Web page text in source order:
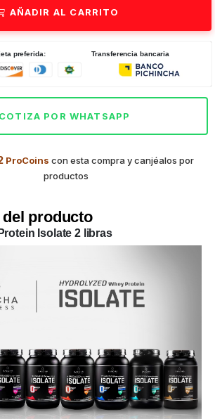
AÑADIR AL CARRITO
preferida: Transferencia bancaria
COTIZA POR WHATSAPP
ProCoins con esta compra y canjéalos por
productos
producto
Isolate 2 libras